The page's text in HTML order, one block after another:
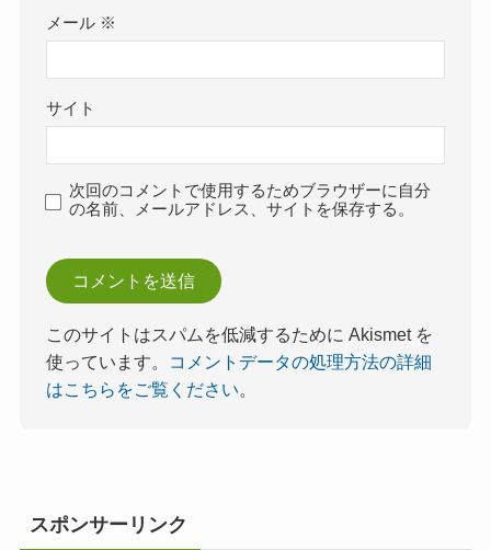
メール ※
サイト
次回のコメントで使用するためブラウザーに自分
の名前、メールアドレス、サイトを保存する。
このサイトはスパムを低減するために Akismet を
使っています。
コメントデータの処理方法の詳細
はこちらをご覧ください。
スポンサーリンク